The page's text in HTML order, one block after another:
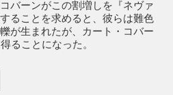
バーンがこの割増しを『ネヴァ
ることを求めると、彼らは難色
が生まれたが、カート・コバー
ることになった。